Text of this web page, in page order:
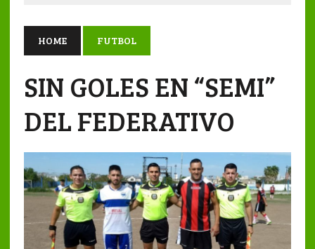
HOME FUTBOL
SIN GOLES EN “SEMI”
DEL FEDERATIVO